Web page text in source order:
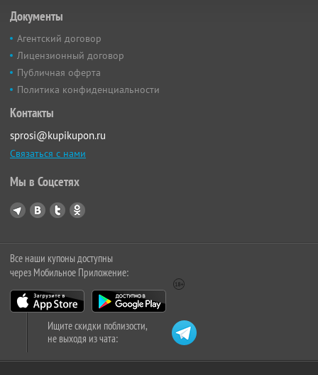
Документы
Агентский договор
Лицензионный договор
Публичная оферта
Политика конфиденциальности
Контакты
sprosi@kupikupon.ru
Связаться с нами
Мы в Соцсетях
Все наши купоны доступны
через Мобильное Приложение:
Ищите скидки поблизости,
не выходя из чата: